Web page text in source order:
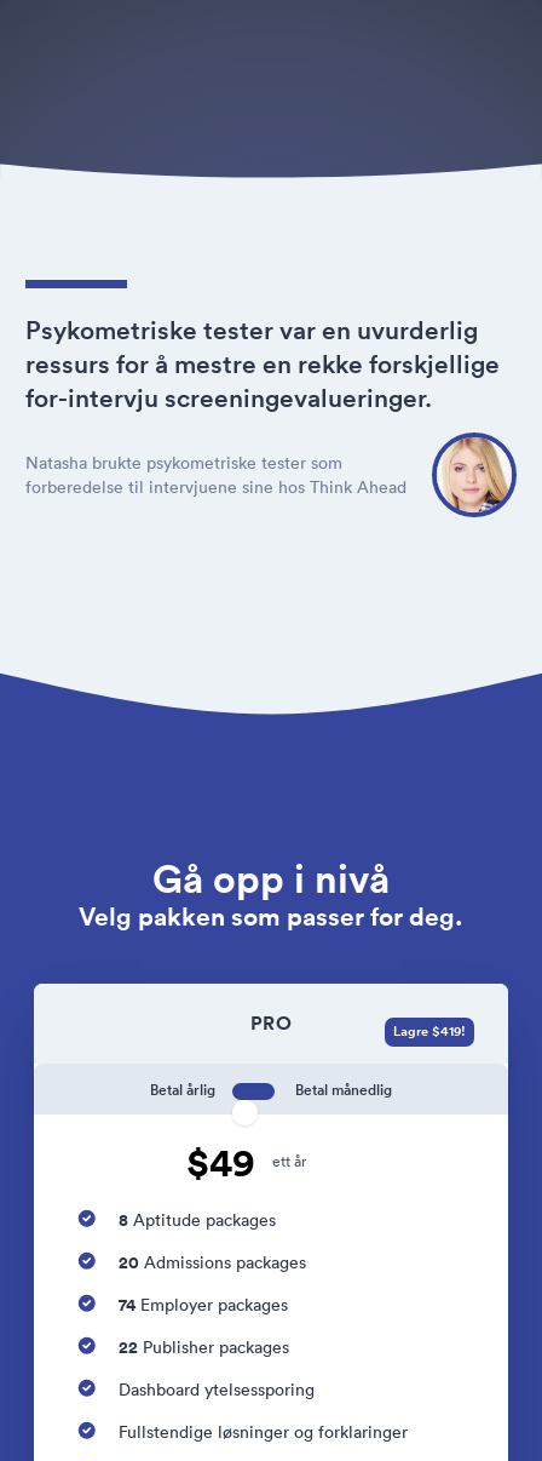
Psykometriske tester var en uvurderlig
ressurs for å mestre en rekke forskjellige
for-intervju screeningevalueringer.
Natasha brukte psykometriske tester som
forberedelse til intervjuene sine hos Think Ahead
Gå opp i nivå
Velg pakken som passer for deg.
PRO
Betal årlig Betal månedlig
$49 ett år
Lagre $419!
8 Aptitude packages
20 Admissions packages
74Employer packages
22 Publisher packages
Dashboard ytelsessporing
Fullstendige løsninger og forklaringer